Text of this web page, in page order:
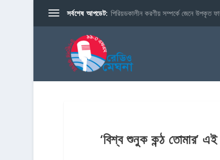
সর্বশেষ আপডেট: পিরিয়ডকালীন করণীয় সম্পর্কে জেনে উপকৃত
‘বিশ্ব শুনুক কন্ঠ তোমার’ এই